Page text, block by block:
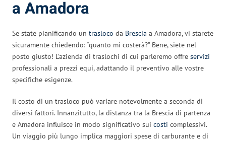
a Amadora
Se state pianificando un trasloco da Brescia a Amadora, vi starete
sicuramente chiedendo: “quanto mi costerà?” Bene, siete nel
posto giusto! L’azienda di traslochi di cui parleremo offre servizi
professionali a prezzi equi, adattando il preventivo alle vostre
specifiche esigenze.
Il costo di un trasloco può variare notevolmente a seconda di
diversi fattori. Innanzitutto, la distanza tra la Brescia di partenza
e Amadora influisce in modo significativo sui costi complessivi.
Un viaggio più lungo implica maggiori spese di carburante e di